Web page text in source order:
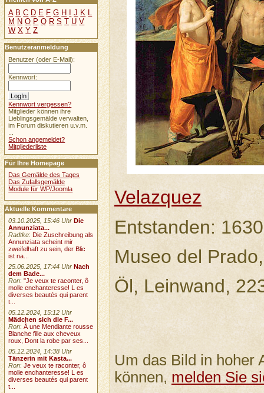
Velazquez
Entstanden: 1630
Museo del
Öl, Leinwand,
Um das Bild in hoher
können,melden Sie
A B C D E F G H I J K L
M N O P Q R S T U V
W X Y Z
Benutzeranmeldung
Benutzer (oder E-Mail):
Kennwort:
Kennwort vergessen?
Mitglieder können ihre
Lieblingsgemälde verwalten,
im Forum diskutieren u.v.m.
Schon angemeldet?
Mitgliederliste
Für Ihre Homepage
Das Gemälde des Tages
Das Zufallsgemälde
Module für WP/Joomla
Aktuelle Kommentare
03.10.2025, 15:46 Uhr Die
Annunziata...
Radtke: Die Zuschreibung als
Annunziata scheint mir
zweifelhaft zu sein, der Blic
ist na...
25.06.2025, 17:44 Uhr Nach
dem Bade...
Ron:"Je veux te raconter, ô
molle enchanteresse! L es
diverses beautés qui parent
t...
05.12.2024, 15:12 Uhr
Mädchen sich die F...
Ron:À une Mendiante rousse
Blanche fille aux cheveux
roux, Dont la robe par ses...
05.12.2024, 14:38 Uhr
Tänzerin mit Kasta...
Ron:Je veux te raconter, ô
molle enchanteresse! L es
diverses beautés qui parent
t...